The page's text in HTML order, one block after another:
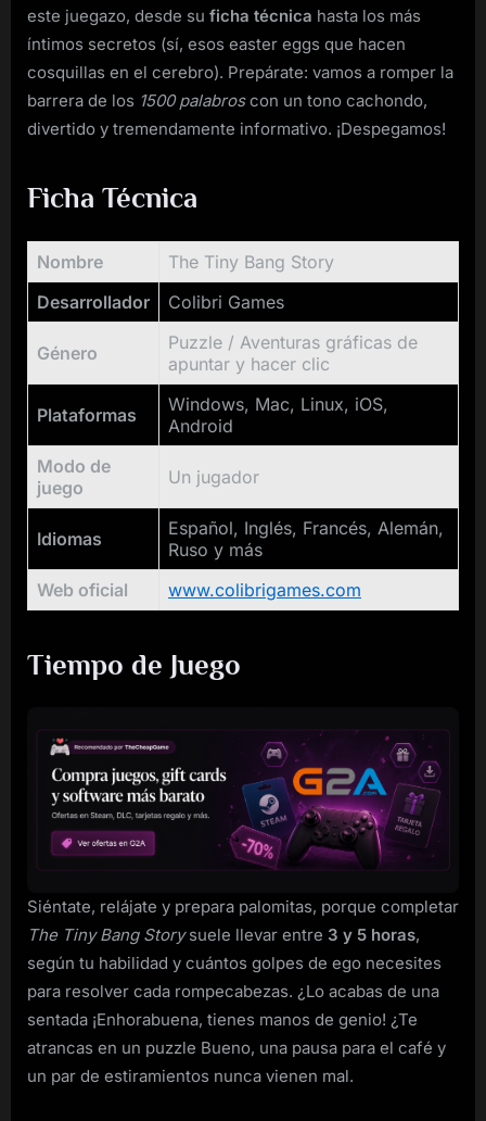
este juegazo, desde su ficha técnica hasta los más
íntimos secretos (sí, esos easter eggs que hacen
cosquillas en el cerebro). Prepárate: vamos a romper la
barrera de los 1500 palabroscon un tono cachondo,
divertido y tremendamente informativo. ¡Despegamos!
Ficha Técnica
Nombre
The Tiny Bang Story
Desarrollador
Colibri Games
Género
Puzzle / Aventuras gráficas de
apuntar y hacer clic
Plataformas
Windows, Mac, Linux, iOS,
Android
Modo de
juego
Un jugador
Idiomas
Español, Inglés, Francés, Alemán,
Ruso y más
Web oficial
www.colibrigames.com
Tiempo de Juego
Siéntate, relájate y prepara palomitas, porque completar
The Tiny Bang Storysuele llevar entre 3 y 5 horas,
según tu habilidad y cuántos golpes de ego necesites
para resolver cada rompecabezas. ¿Lo acabas de una
sentada ¡Enhorabuena, tienes manos de genio! ¿Te
atrancas en un puzzle Bueno, una pausa para el café y
un par de estiramientos nunca vienen mal.